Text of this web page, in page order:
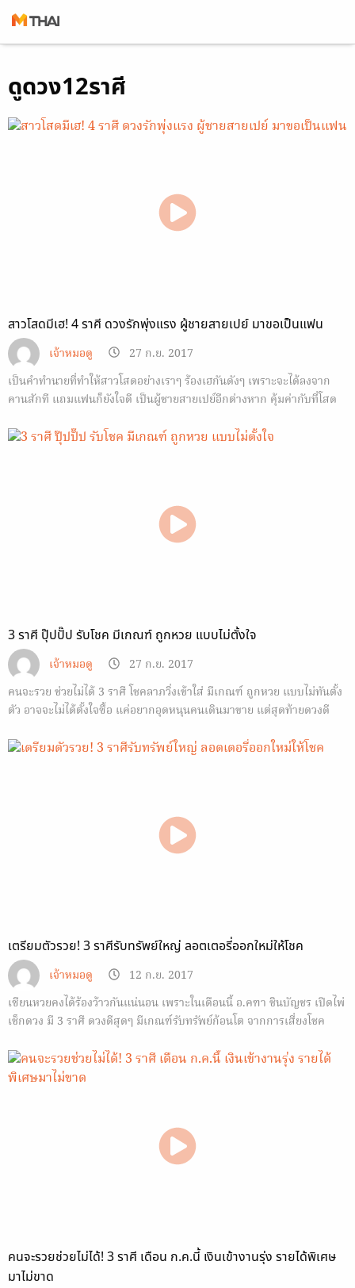
to
content
ดูดวง12ราศี
สาวโสดมีเฮ! 4 ราศี ดวงรักพุ่งแรง ผู้ชายสายเปย์ มาขอเป็นแฟน
เจ้าหมอดู
27 ก.ย. 2017
เป็นคำทำนายที่ทำให้สาวโสดอย่างเราๆ ร้องเฮกันดังๆ เพราะจะได้ลงจาก
คานสักที แถมแฟนก็ยังใจดี เป็นผู้ชายสายเปย์อีกต่างหาก คุ้มค่ากับที่โสด
3 ราศี ปุ๊ปปั๊ป รับโชค มีเกณฑ์ ถูกหวย แบบไม่ตั้งใจ
เจ้าหมอดู
27 ก.ย. 2017
คนจะรวย ช่วยไม่ได้ 3 ราศี โชคลาภวิ่งเข้าใส่ มีเกณฑ์ ถูกหวย แบบไม่ทันตั้ง
ตัว อาจจะไม่ได้ตั้งใจซื้อ แค่อยากอุดหนุนคนเดินมาขาย แต่สุดท้ายดวงดี
เตรียมตัวรวย! 3 ราศีรับทรัพย์ใหญ่ ลอตเตอรี่ออกใหม่ให้โชค
เจ้าหมอดู
12 ก.ย. 2017
เซียนหวยคงได้ร้องว้าวกันแน่นอน เพราะในเดือนนี้ อ.คฑา ชินบัญชร เปิดไพ่
เช็กดวง มี 3 ราศี ดวงดีสุดๆ มีเกณฑ์รับทรัพย์ก้อนโต จากการเสี่ยงโชค
คนจะรวยช่วยไม่ได้! 3 ราศี เดือน ก.ค.นี้ เงินเข้างานรุ่ง รายได้พิเศษ
มาไม่ขาด